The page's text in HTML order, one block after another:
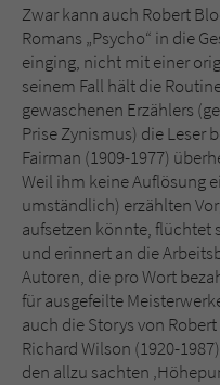
Zwar kann auch Robert
Romans „Psycho“ in die
einging, nicht mit einer
seinem Fall hält die
gewaschenen Erzählers
Prise Zynismus) die Leser
Fairman (1909-1977)
Weil ihm keine Auflösung
umständlich) erzählten
aufsetzen könnte, flüchtet
und erinnert an die
Autoren, die pro Wort
für ausgefeilte
auch die Storys von
Richard Wilson (1920-
den allzu sachten